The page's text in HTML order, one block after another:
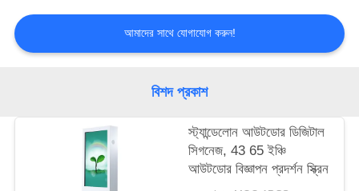
উদ্ধৃতির
জন্য
সাইট
আমাদের সাথে যোগাযোগ করুন!
বিশদ প্রকাশ
স্ট্যান্ডেলোন আউটডোর ডিজিটাল
সিগনেজ, 43 65 ইঞ্চি
আউটডোর বিজ্ঞাপন প্রদর্শন স্ক্রিন